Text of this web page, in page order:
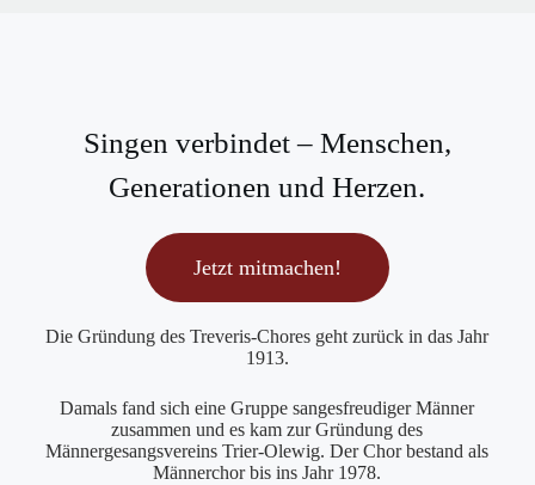
Singen verbindet – Menschen,
Generationen und Herzen.
Jetzt mitmachen!
Die Gründung des Treveris-Chores geht zurück in das Jahr
1913.
Damals fand sich eine Gruppe sangesfreudiger Männer
zusammen und es kam zur Gründung des
Männergesangsvereins Trier-Olewig. Der Chor bestand als
Männerchor bis ins Jahr 1978.